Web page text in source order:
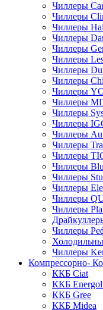
Чиллеры
Чиллеры
Чиллеры
Чиллеры
Чиллеры
Чиллеры
Чиллеры
Чиллеры
Чиллеры
Чиллеры
Чиллеры
Чиллеры
Чиллеры
Чиллеры
Чиллеры
Чиллеры
Чиллеры
Чиллеры
Чиллеры
Чиллеры
Чиллеры
Чиллеры
Компрессорно-
ККБ Ciat
ККБ
ККБ Gree
ККБ Midea